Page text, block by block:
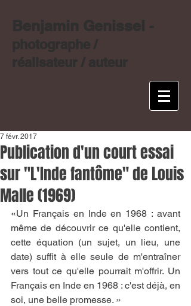
Benjamin Genissel -
photographe /
réalisateur / auteur
Publication d'un court essai
sur "L'Inde fantôme" de Louis
Malle (1969)
7 févr. 2017
«Un Français en Inde en 1968 : avant
même de découvrir ce qu'elle contient,
cette équation (un sujet, un lieu, une
date) suffit à elle seule de m'entraîner
vers tout ce qu'elle pourrait m'offrir. Un
Français en Inde en 1968 : c'est déjà, en
soi, une belle promesse. »